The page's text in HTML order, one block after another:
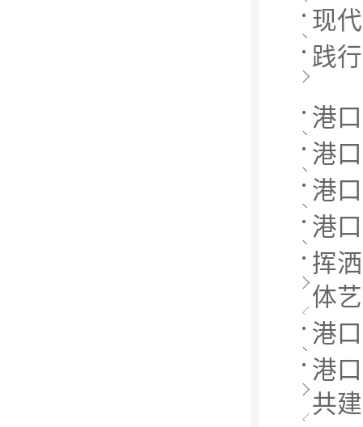
现
践
港
港
港
港
挥
体
港
港
共